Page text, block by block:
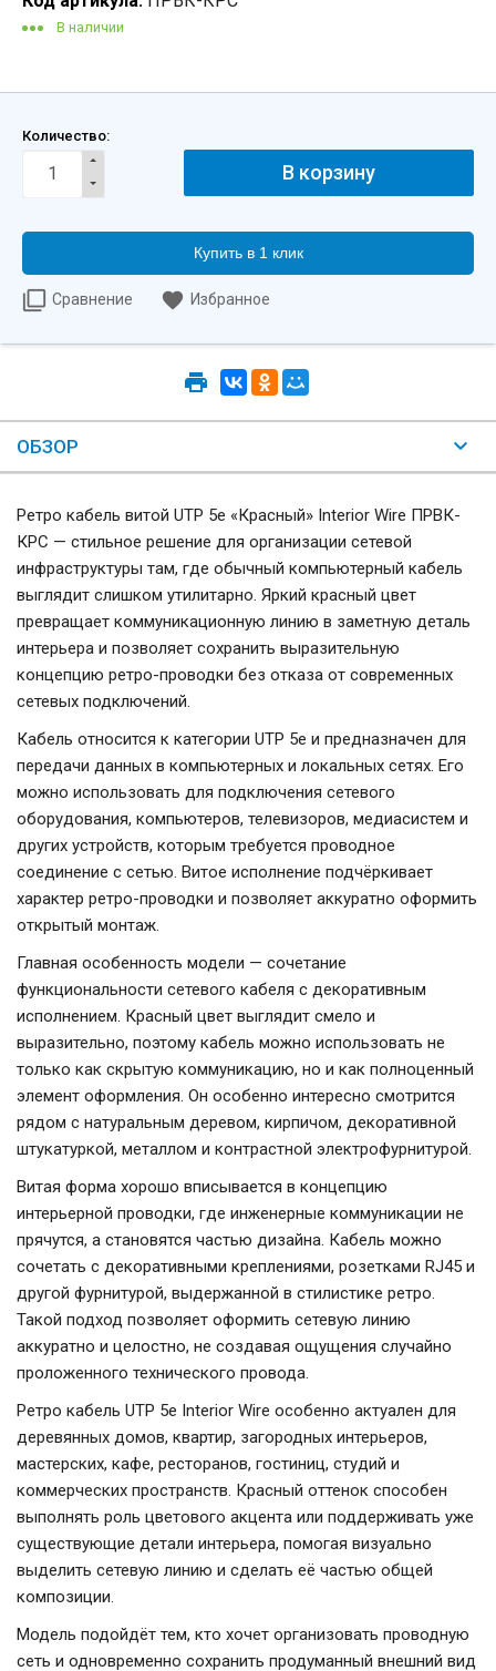
В наличии
Количество:
Купить в 1 клик
Сравнение Избранное
ОБЗОР
Ретро кабель витой UTP 5e «Красный» Interior Wire ПРВК-
КРС — стильное решение для организации сетевой
инфраструктуры там, где обычный компьютерный кабель
выглядит слишком утилитарно. Яркий красный цвет
превращает коммуникационную линию в заметную деталь
интерьера и позволяет сохранить выразительную
концепцию ретро-проводки без отказа от современных
сетевых подключений.
Кабель относится к категории UTP 5e и предназначен для
передачи данных в компьютерных и локальных сетях. Его
можно использовать для подключения сетевого
оборудования, компьютеров, телевизоров, медиасистем и
других устройств, которым требуется проводное
соединение с сетью. Витое исполнение подчёркивает
характер ретро-проводки и позволяет аккуратно оформить
открытый монтаж.
Главная особенность модели — сочетание
функциональности сетевого кабеля с декоративным
исполнением. Красный цвет выглядит смело и
выразительно, поэтому кабель можно использовать не
только как скрытую коммуникацию, но и как полноценный
элемент оформления. Он особенно интересно смотрится
рядом с натуральным деревом, кирпичом, декоративной
штукатуркой, металлом и контрастной электрофурнитурой.
Витая форма хорошо вписывается в концепцию
интерьерной проводки, где инженерные коммуникации не
прячутся, а становятся частью дизайна. Кабель можно
сочетать с декоративными креплениями, розетками RJ45 и
другой фурнитурой, выдержанной в стилистике ретро.
Такой подход позволяет оформить сетевую линию
аккуратно и целостно, не создавая ощущения случайно
проложенного технического провода.
Ретро кабель UTP 5e Interior Wire особенно актуален для
деревянных домов, квартир, загородных интерьеров,
мастерских, кафе, ресторанов, гостиниц, студий и
коммерческих пространств. Красный оттенок способен
выполнять роль цветового акцента или поддерживать уже
существующие детали интерьера, помогая визуально
выделить сетевую линию и сделать её частью общей
композиции.
Модель подойдёт тем, кто хочет организовать проводную
сеть и одновременно сохранить продуманный внешний вид